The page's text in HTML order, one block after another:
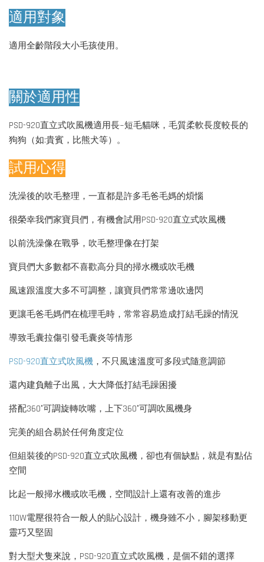
適用對象
適用全齡階段大小毛孩使用。
關於適用性
PSD-920直立式吹風機適用長~短毛貓咪，毛質柔軟長度較長的
狗狗（如:貴賓，比熊犬等）。
試用心得
洗澡後的吹毛整理，一直都是許多毛爸毛媽的煩惱
很榮幸我們家寶貝們，有機會試用PSD-920直立式吹風機
以前洗澡像在戰爭，吹毛整理像在打架
寶貝們大多數都不喜歡高分貝的掃水機或吹毛機
風速跟溫度大多不可調整，讓寶貝們常常邊吹邊閃
更讓毛爸毛媽們在梳理毛時，常常容易造成打結毛躁的情況
導致毛囊拉傷引發毛囊炎等情形
PSD-920直立式吹風機 ，不只風速溫度可多段式隨意調節
還內建負離子出風，大大降低打結毛躁困擾
搭配360°可調旋轉吹嘴，上下360°可調吹風機身
完美的組合易於任何角度定位
但組裝後的PSD-920直立式吹風機，卻也有個缺點，就是有點佔
空間
比起一般掃水機或吹毛機，空間設計上還有改善的進步
110W電壓很符合一般人的貼心設計，機身雖不小，腳架移動更
靈巧又堅固
對大型犬隻來說，PSD-920直立式吹風機，是個不錯的選擇